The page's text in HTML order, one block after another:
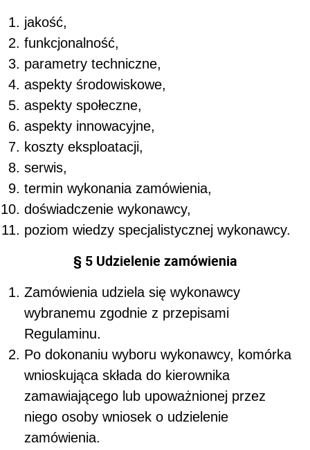
jakość,
funkcjonalność,
parametry techniczne,
aspekty środowiskowe,
aspekty społeczne,
aspekty innowacyjne,
koszty eksploatacji,
serwis,
termin wykonania zamówienia,
doświadczenie wykonawcy,
poziom wiedzy specjalistycznej wykonawcy.
§ 5 Udzielenie zamówienia
Zamówienia udziela się wykonawcy
wybranemu zgodnie z przepisami
Regulaminu.
Po dokonaniu wyboru wykonawcy, komórka
wnioskująca składa do kierownika
zamawiającego lub upoważnionej przez
niego osoby wniosek o udzielenie
zamówienia.